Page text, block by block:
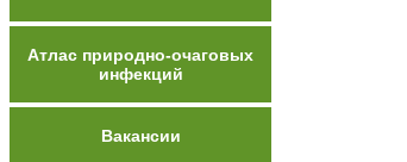
Атлас природно-очаговых
инфекций
Вакансии